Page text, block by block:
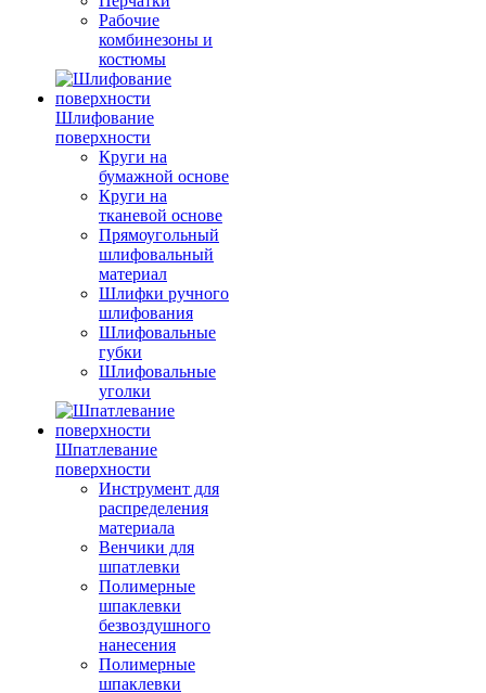
Рабочие
комбинезоны и
костюмы
Шлифование
поверхности
Круги на
бумажной основе
Круги на
тканевой основе
Прямоугольный
шлифовальный
материал
Шлифки ручного
шлифования
Шлифовальные
губки
Шлифовальные
уголки
Шпатлевание
поверхности
Инструмент для
распределения
материала
Венчики для
шпатлевки
Полимерные
шпаклевки
безвоздушного
нанесения
Полимерные
шпаклевки